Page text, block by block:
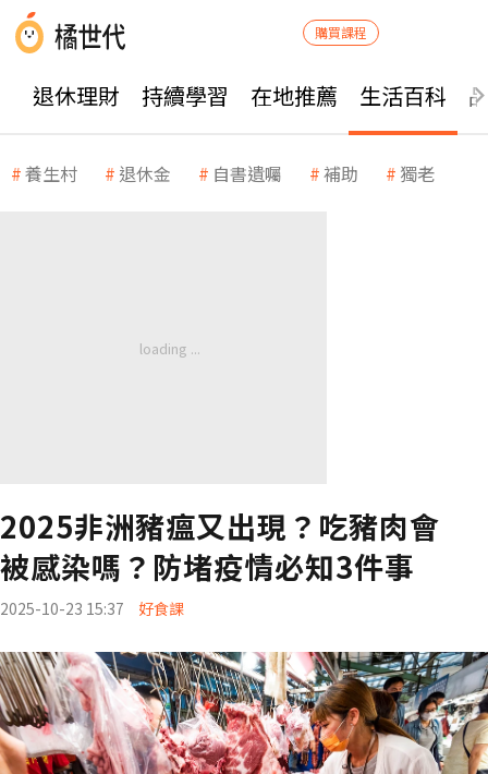
購買課程
退休理財 持續學習 在地推薦 生活百科
養生村 退休金 自書遺囑 補助 獨老
2025非洲豬瘟又出現？吃豬肉會
被感染嗎？防堵疫情必知3件事
2025-10-23 15:37 好食課